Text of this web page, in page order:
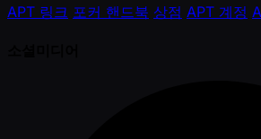
APT 링크 포커 핸드북 상점 APT 계정